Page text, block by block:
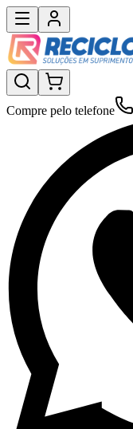
Compre pelo telefone